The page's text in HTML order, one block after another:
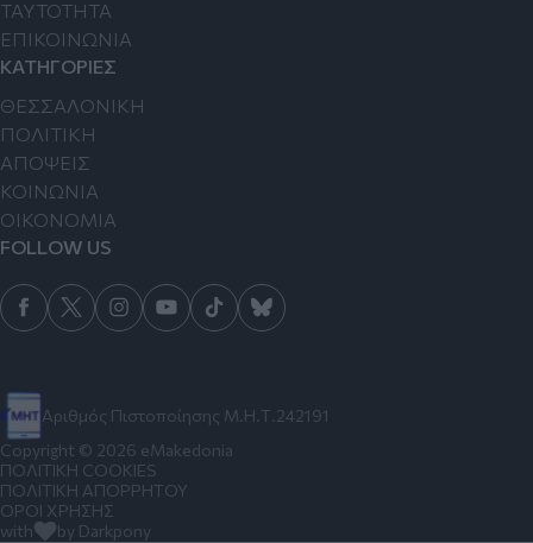
Αριθμός Πιστοποίησης Μ.Η.Τ.242191
TAYTOTHTA
ΕΠΙΚΟΙΝΩΝΙΑ
ΚΑΤΗΓΟΡΙΕΣ
ΘΕΣΣΑΛΟΝΙΚΗ
ΠΟΛΙΤΙΚΗ
ΑΠΟΨΕΙΣ
ΚΟΙΝΩΝΙΑ
ΟΙΚΟΝΟΜΙΑ
FOLLOW US
Copyright © 2026 eMakedonia
ΠΟΛΙΤΙΚΗ COOKIES
ΠΟΛΙΤΙΚΗ ΑΠΟΡΡΗΤΟΥ
ΟΡΟΙ ΧΡΗΣΗΣ
with
by Darkpony